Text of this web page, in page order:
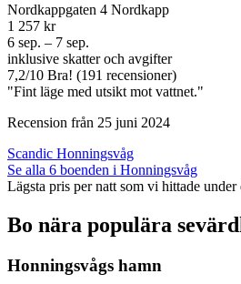
Nordkappgaten 4 Nordkapp
1 257 kr
6 sep. – 7 sep.
inklusive skatter och avgifter
7,2/10 Bra! (191 recensioner)
"Fint läge med utsikt mot vattnet."
Recension från 25 juni 2024
Scandic Honningsvåg
Se alla 6 boenden i Honningsvåg
Lägsta pris per natt som vi hittade
Bo nära populära
Honningsvågs hamn